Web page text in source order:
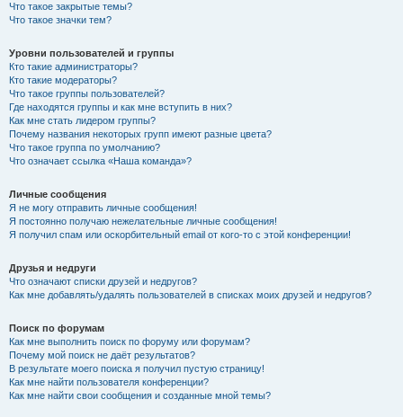
Что такое закрытые темы?
Что такое значки тем?
Уровни пользователей и группы
Кто такие администраторы?
Кто такие модераторы?
Что такое группы пользователей?
Где находятся группы и как мне вступить в них?
Как мне стать лидером группы?
Почему названия некоторых групп имеют разные цвета?
Что такое группа по умолчанию?
Что означает ссылка «Наша команда»?
Личные сообщения
Я не могу отправить личные сообщения!
Я постоянно получаю нежелательные личные сообщения!
Я получил спам или оскорбительный email от кого-то с этой конференции!
Друзья и недруги
Что означают списки друзей и недругов?
Как мне добавлять/удалять пользователей в списках моих друзей и недругов?
Поиск по форумам
Как мне выполнить поиск по форуму или форумам?
Почему мой поиск не даёт результатов?
В результате моего поиска я получил пустую страницу!
Как мне найти пользователя конференции?
Как мне найти свои сообщения и созданные мной темы?